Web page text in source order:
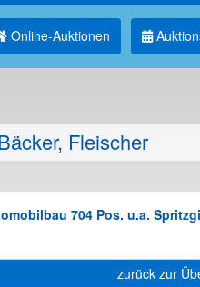
Online-Auktionen
Fleischer
704 Pos. u.a.
zurück zur